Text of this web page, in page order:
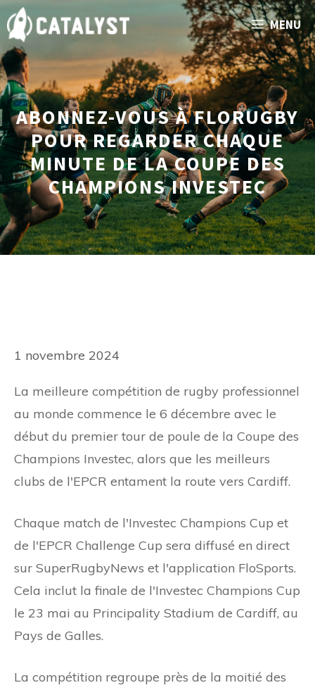
Aller
au
contenu
MENU
ABONNEZ-VOUS À FLORUGBY
POUR REGARDER CHAQUE
MINUTE DE LA COUPE DES
CHAMPIONS INVESTEC
1 novembre 2024
La meilleure compétition de rugby professionnel
au monde commence le 6 décembre avec le
début du premier tour de poule de la Coupe des
Champions Investec, alors que les meilleurs
clubs de l'EPCR entament la route vers Cardiff.
Chaque match de l'Investec Champions Cup et
de l'EPCR Challenge Cup sera diffusé en direct
sur SuperRugbyNews et l'application FloSports.
Cela inclut la finale de l'Investec Champions Cup
le 23 mai au Principality Stadium de Cardiff, au
Pays de Galles.
La compétition regroupe près de la moitié des